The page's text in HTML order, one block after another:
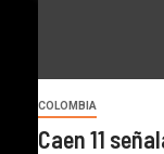
COLOMBIA
Caen 11